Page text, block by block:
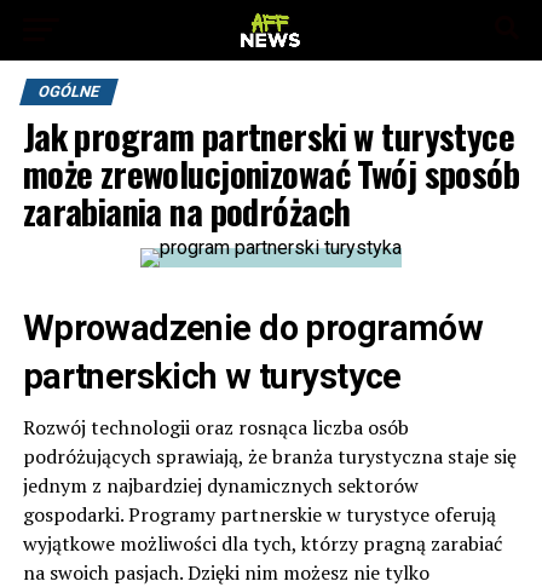
OGÓLNE
Jak program partnerski w turystyce
może zrewolucjonizować Twój sposób
zarabiania na podróżach
Wprowadzenie do programów
partnerskich w turystyce
Rozwój technologii oraz rosnąca liczba osób
podróżujących sprawiają, że branża turystyczna staje się
jednym z najbardziej dynamicznych sektorów
gospodarki. Programy partnerskie w turystyce oferują
wyjątkowe możliwości dla tych, którzy pragną zarabiać
na swoich pasjach. Dzięki nim możesz nie tylko